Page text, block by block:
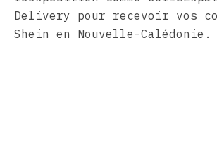
Delivery pour recevoir vos
Shein en Nouvelle-Calédonie.